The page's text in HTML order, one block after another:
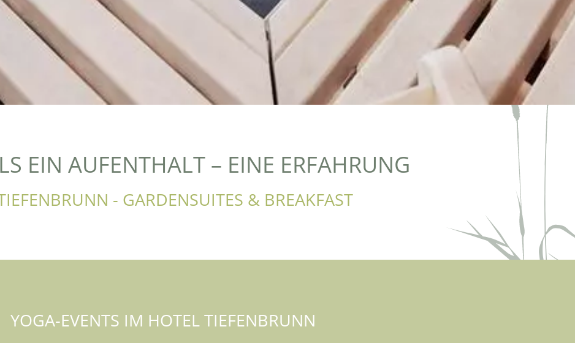
EIN AUFENTHALT – EINE ERFAHRUNG
- GARDENSUITES & BREAKFAST
YOGA-EVENTS IM HOTEL TIEFENBRUNN